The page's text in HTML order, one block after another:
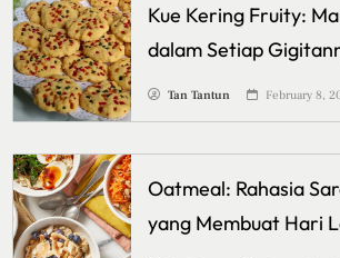
Kue Kering Fruity:
dalam Setiap
Tan Tantun February 8,
Oatmeal: Rahasia
yang Membuat Hari